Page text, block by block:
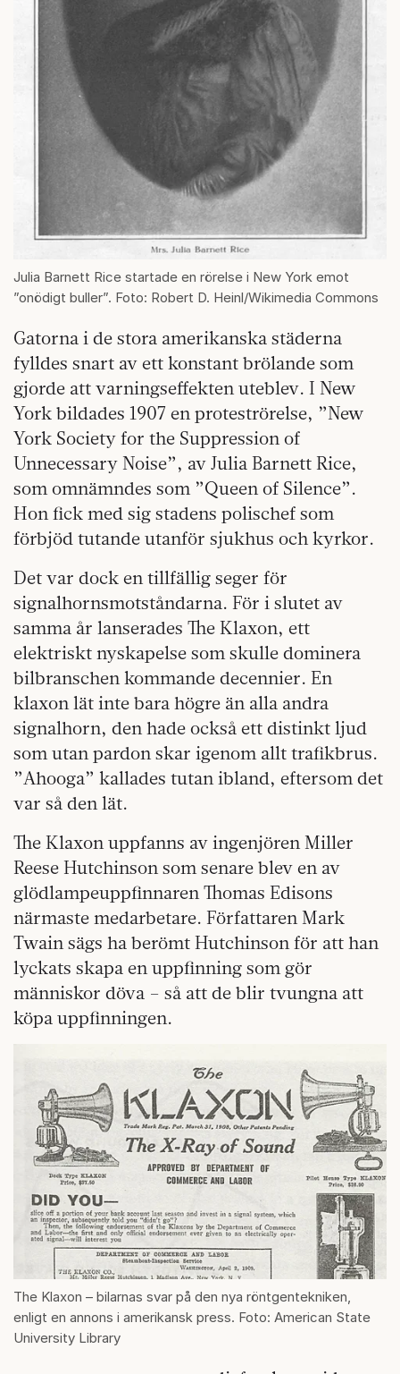
Julia Barnett Rice startade en rörelse i New York emot
”onödigt buller”. Foto: Robert D. Heinl/Wikimedia Commons
Gatorna i de stora amerikanska städerna
fylldes snart av ett konstant brölande som
gjorde att varningseffekten uteblev. I New
York bildades 1907 en proteströrelse, ”New
York Society for the Suppression of
Unnecessary Noise”, av Julia Barnett Rice,
som omnämndes som ”Queen of Silence”.
Hon fick med sig stadens polischef som
förbjöd tutande utanför sjukhus och kyrkor.
Det var dock en tillfällig seger för
signalhornsmotståndarna. För i slutet av
samma år lanserades The Klaxon, ett
elektriskt nyskapelse som skulle dominera
bilbranschen kommande decennier. En
klaxon lät inte bara högre än alla andra
signalhorn, den hade också ett distinkt ljud
som utan pardon skar igenom allt trafikbrus.
”Ahooga” kallades tutan ibland, eftersom det
var så den lät.
The Klaxon uppfanns av ingenjören Miller
Reese Hutchinson som senare blev en av
glödlampeuppfinnaren Thomas Edisons
närmaste medarbetare. Författaren Mark
Twain sägs ha berömt Hutchinson för att han
lyckats skapa en uppfinning som gör
människor döva – så att de blir tvungna att
köpa uppfinningen.
The Klaxon – bilarnas svar på den nya röntgentekniken,
enligt en annons i amerikansk press. Foto: American State
University Library